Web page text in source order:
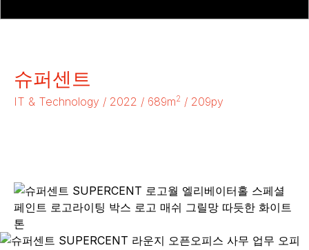
슈퍼센트
IT & Technology / 2022 / 689m2 / 209py